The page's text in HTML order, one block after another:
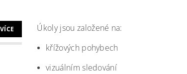
Úkoly jsou založené na:
křížových pohybech
vizuálním sledování